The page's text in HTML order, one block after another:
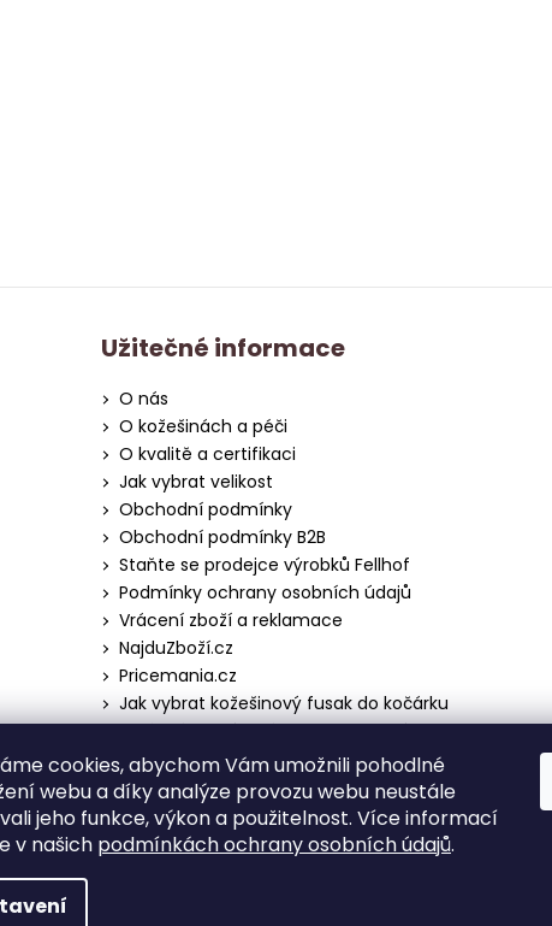
cookies, abychom Vám umožnili pohodlné
webu a díky analýze provozu webu neustále
jeho funkce, výkon a použitelnost. Více informací
v našich podmínkách ochrany osobních údajů.
Užitečné informace
O nás
O kožešinách a péči
O kvalitě a certifikaci
Jak vybrat velikost
Obchodní podmínky
Obchodní podmínky B2B
Staňte se prodejce výrobků Fellhof
Podmínky ochrany osobních údajů
Vrácení zboží a reklamace
NajduZboží.cz
Pricemania.cz
Jak vybrat kožešinový fusak do kočárku
Správné praní a péče o kožešinový fusak do
kočárku
vyhrazena.